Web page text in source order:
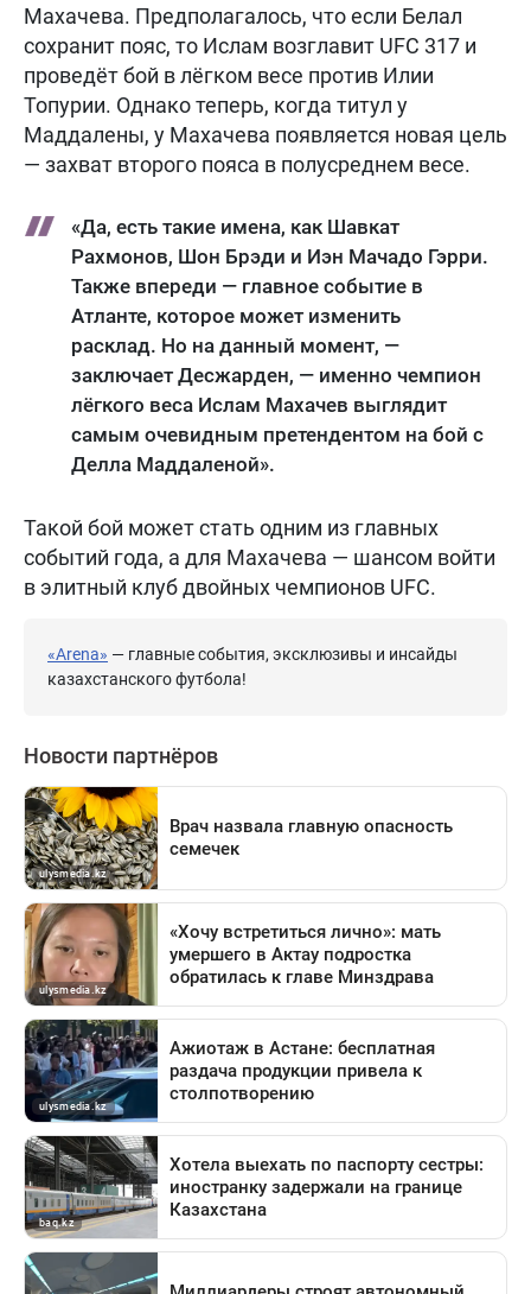
Махачева. Предполагалось, что если Белал
сохранит пояс, то Ислам возглавит UFC 317 и
проведёт бой в лёгком весе против Илии
Топурии. Однако теперь, когда титул у
Маддалены, у Махачева появляется новая цель
— захват второго пояса в полусреднем весе.
«Да, есть такие имена, как Шавкат
Рахмонов, Шон Брэди и Иэн Мачадо Гэрри.
Также впереди — главное событие в
Атланте, которое может изменить
расклад. Но на данный момент, —
заключает Десжарден, — именно чемпион
лёгкого веса Ислам Махачев выглядит
самым очевидным претендентом на бой с
Делла Маддаленой».
Такой бой может стать одним из главных
событий года, а для Махачева — шансом войти
в элитный клуб двойных чемпионов UFC.
«Arena» — главные события, эксклюзивы и инсайды
казахстанского футбола!